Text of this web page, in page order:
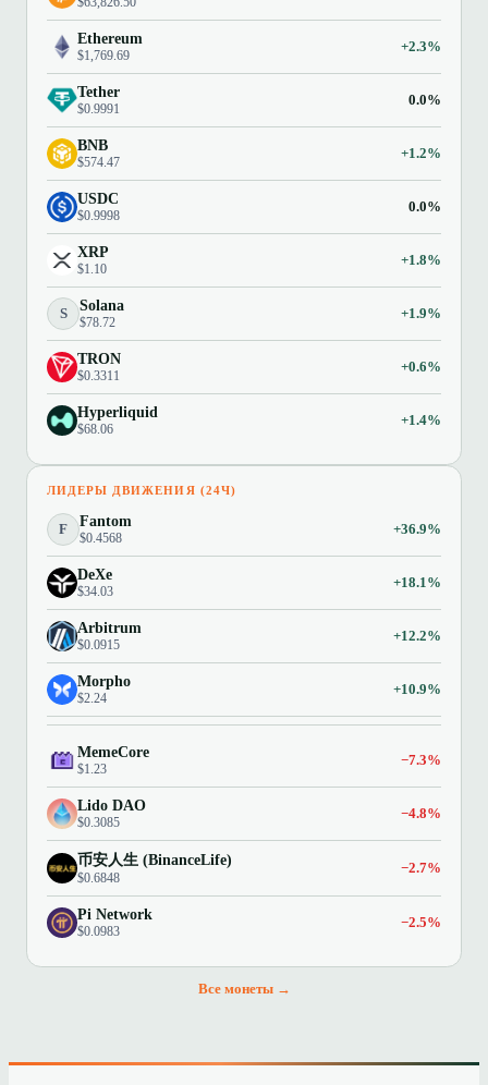
Ethereum
$1,769.69
+2.3%
Tether
$0.9991
0.0%
BNB
$574.47
+1.2%
USDC
$0.9998
0.0%
XRP
$1.10
+1.8%
S Solana
$78.72
+1.9%
TRON
$0.3311
+0.6%
Hyperliquid
$68.06
+1.4%
ЛИДЕРЫ ДВИЖЕНИЯ (24Ч)
F Fantom
$0.4568
+36.9%
DeXe
$34.03
+18.1%
Arbitrum
$0.0915
+12.2%
Morpho
$2.24
+10.9%
MemeCore
$1.23
−7.3%
Lido DAO
$0.3085
−4.8%
币安人生 (BinanceLife)
$0.6848
−2.7%
Pi Network
$0.0983
−2.5%
Все монеты →